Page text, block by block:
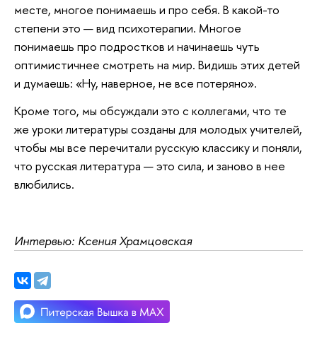
месте, многое понимаешь и про себя. В какой-то
степени это — вид психотерапии. Многое
понимаешь про подростков и начинаешь чуть
оптимистичнее смотреть на мир. Видишь этих детей
и думаешь: «Ну, наверное, не все потеряно».
Кроме того, мы обсуждали это с коллегами, что те
же уроки литературы созданы для молодых учителей,
чтобы мы все перечитали русскую классику и поняли,
что русская литература — это сила, и заново в нее
влюбились.
Интервью: Ксения Храмцовская